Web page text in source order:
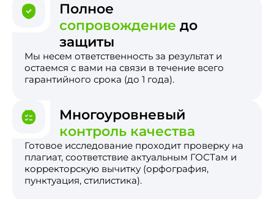
Полное
сопровождение до
защиты
Мы несем ответственность за результат и
остаемся с вами на связи в течение всего
гарантийного срока (до 1 года).
Многоуровневый
контроль качества
Готовое исследование проходит проверку на
плагиат, соответствие актуальным ГОСТам и
корректорскую вычитку (орфография,
пунктуация, стилистика).